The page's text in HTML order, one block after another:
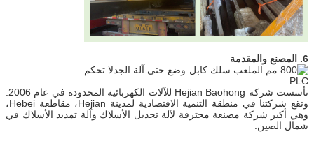
6. المصنع والمقدمة
وتقع شركتنا في منطقة التنمية الاقتصادية لمدينة Hejian، مقاطعة Hebei،
وهي أكبر شركة مصنعة محترفة لآلة تجديل الأسلاك وآلة تمديد الأسلاك في
شمال الصين.